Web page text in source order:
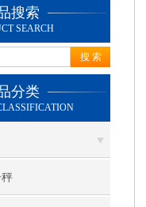
搜索
SEARCH
分类